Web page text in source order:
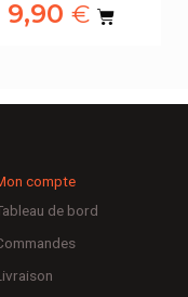
9,90€
compte
de bord